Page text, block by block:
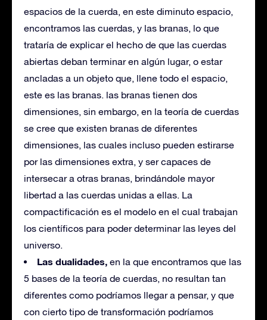
espacios de la cuerda, en este diminuto espacio,
encontramos las cuerdas, y las branas, lo que
trataría de explicar el hecho de que las cuerdas
abiertas deban terminar en algún lugar, o estar
ancladas a un objeto que, llene todo el espacio,
este es las branas. las branas tienen dos
dimensiones, sin embargo, en la teoría de cuerdas
se cree que existen branas de diferentes
dimensiones, las cuales incluso pueden estirarse
por las dimensiones extra, y ser capaces de
intersecar a otras branas, brindándole mayor
libertad a las cuerdas unidas a ellas. La
compactificación es el modelo en el cual trabajan
los científicos para poder determinar las leyes del
universo.
Las dualidades, en la que encontramos que las
5 bases de la teoría de cuerdas, no resultan tan
diferentes como podríamos llegar a pensar, y que
con cierto tipo de transformación podríamos